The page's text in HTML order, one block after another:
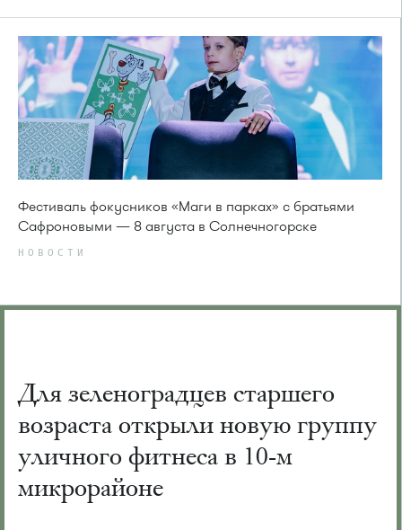
Фестиваль фокусников «Маги в парках» с братьями
Сафроновыми — 8 августа в Солнечногорске
НОВОСТИ
Для зеленоградцев старшего
возраста открыли новую группу
уличного фитнеса в 10-м
микрорайоне